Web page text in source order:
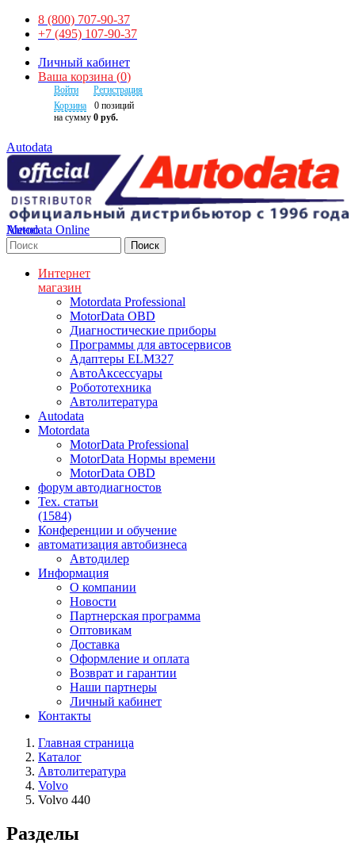
8 (800) 707-90-37
+7 (495) 107-90-37
Личный кабинет
Ваша корзина (0)
Войти
Регистрация
Корзина
0 позиций
на сумму 0 руб.
Autodata
Autodata Online
Меню
Поиск
Интернет
магазин
Motordata Professional
MotorData OBD
Диагностические приборы
Программы для автосервисов
Адаптеры ELM327
АвтоАксессуары
Робототехника
Автолитература
Autodata
Motordata
MotorData Professional
MotorData Нормы времени
MotorData OBD
форум автодиагностов
Тех. статьи
(1584)
Конференции и обучение
автоматизация автобизнеса
Автодилер
Информация
О компании
Новости
Партнерская программа
Оптовикам
Доставка
Оформление и оплата
Возврат и гарантии
Наши партнеры
Личный кабинет
Контакты
Главная страница
Каталог
Автолитература
Volvo
Volvo 440
Разделы